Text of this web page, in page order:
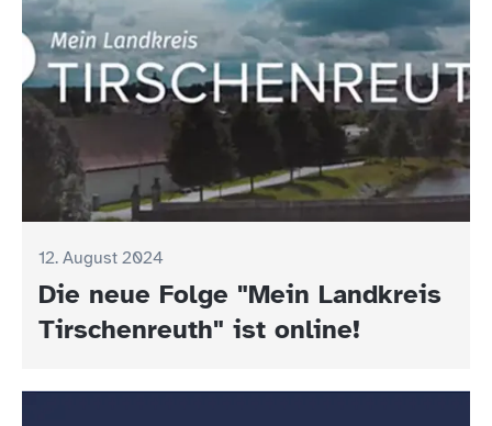
12. August 2024
Die neue Folge "Mein Landkreis
Tirschenreuth" ist online!